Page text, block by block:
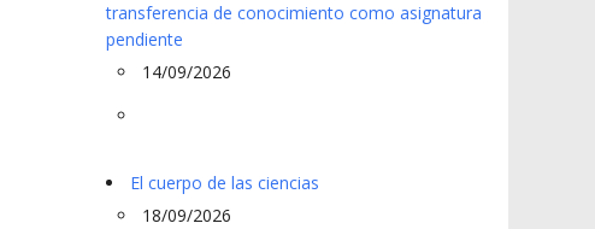
transferencia de conocimiento como asignatura
pendiente
14/09/2026
El cuerpo de las ciencias
18/09/2026